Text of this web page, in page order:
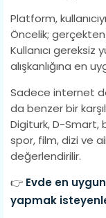
Platform,
Öncelik;
Kullanıcı gereksiz
alışkanlığına en
Sadece internet
da benzer bir
Digiturk, D-Smart,
spor, film, dizi ve
değerlendirilir.
👉 Evde en
yapmak